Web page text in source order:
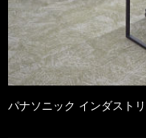
パナソニック インダスト